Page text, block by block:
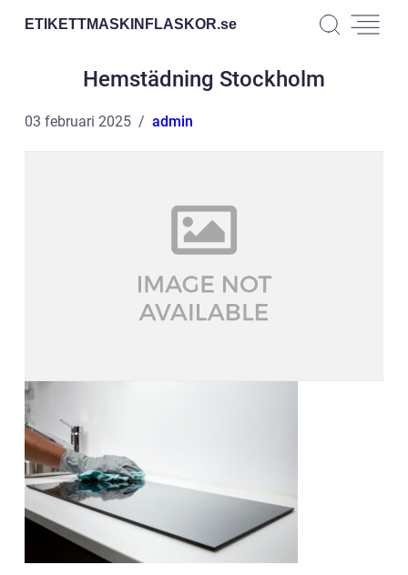
ETIKETTMASKINFLASKOR.se
Hemstädning Stockholm
03 februari 2025 admin